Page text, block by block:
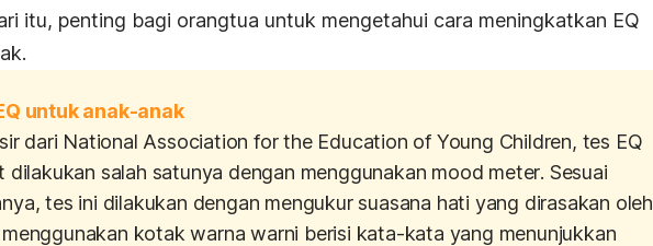
itu, penting bagi orangtua untuk mengetahui cara meningkatkan EQ
untuk anak-anak
dari National Association for the Education of Young Children, tes EQ
dilakukan salah satunya dengan menggunakan mood meter. Sesuai
tes ini dilakukan dengan mengukur suasana hati yang dirasakan oleh
kotak warna warni berisi kata-kata yang menunjukkan